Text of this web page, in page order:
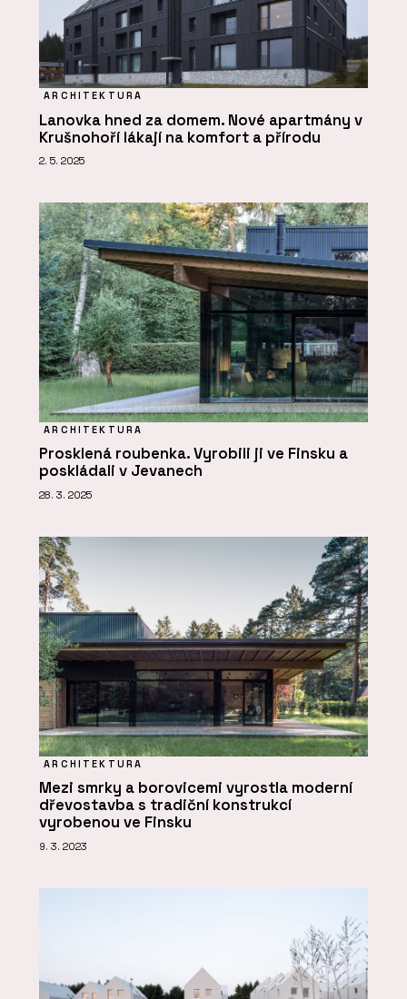
ARCHITEKTURA
Lanovka hned za domem. Nové apartmány v
Krušnohoří lákají na komfort a přírodu
2. 5. 2025
ARCHITEKTURA
Prosklená roubenka. Vyrobili ji ve Finsku a
poskládali v Jevanech
28. 3. 2025
ARCHITEKTURA
Mezi smrky a borovicemi vyrostla moderní
dřevostavba s tradiční konstrukcí
vyrobenou ve Finsku
9. 3. 2023